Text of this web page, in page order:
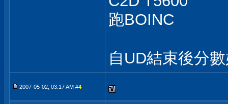
跑BOINC
自UD結束後分
2007-05-02, 03:17 AM #4